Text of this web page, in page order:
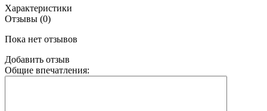
Характеристики
Отзывы (0)
Пока нет отзывов
Добавить отзыв
Общие впечатления: